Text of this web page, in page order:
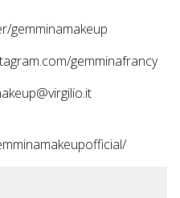
gemminamakeup
gemminafrancy